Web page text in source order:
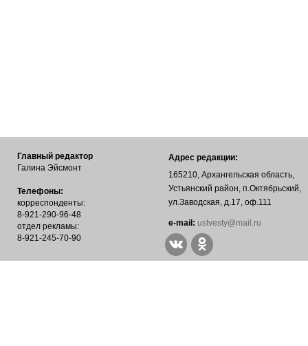
Главный редактор
Галина Эйсмонт
Телефоны:
корреспонденты:
8-921-290-96-48
отдел рекламы:
8-921-245-70-90
Адрес редакции:
165210, Архангельская область,
Устьянский район, п.Октябрьский,
ул.Заводская, д.17, оф.111
е-mail: ustvesty@mail.ru